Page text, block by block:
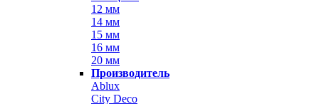
12 мм
14 мм
15 мм
16 мм
20 мм
Производитель
Ablux
City Deco